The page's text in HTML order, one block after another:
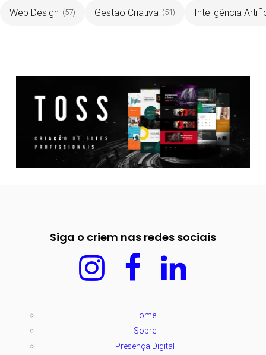
Web Design (57) Gestão Criativa (51) Inteligência
Siga o criem nas redes sociais
Home
Sobre
Presença Digital